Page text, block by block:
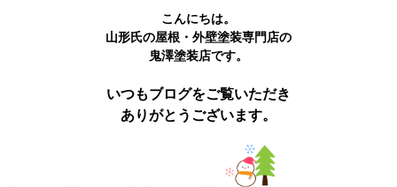
こんにちは。
山形氏の屋根・外壁塗装専門店の
鬼澤塗装店です。
いつもブログをご覧いただき
ありがとうございます。